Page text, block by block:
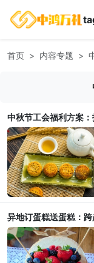
首页 内容专题
中秋节工会福利方案
异地订蛋糕送蛋糕：